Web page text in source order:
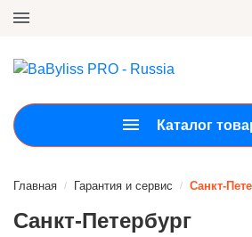
Каталог
Главная / Гарантия и сервис / Санкт-
Санкт-Петербург